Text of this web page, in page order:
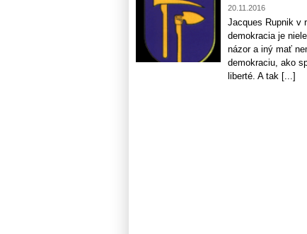
20.11.2016
Jacques Rupnik v
demokracia je
názor a iný mať
demokraciu, ako
liberté. A tak [...]